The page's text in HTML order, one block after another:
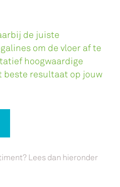
de juiste
om de vloer af te
hoogwaardige
resultaat op jouw
Lees dan hieronder